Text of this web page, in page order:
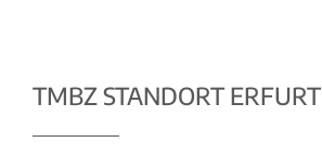
TMBZ STANDORT ERFURT